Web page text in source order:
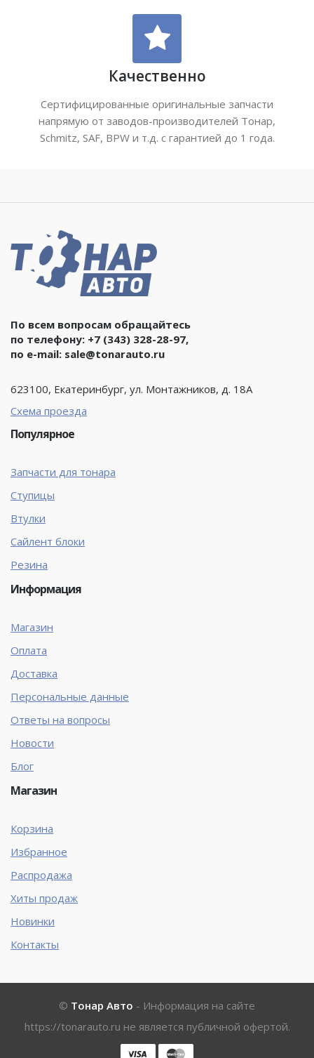
Качественно
Сертифицированные оригинальные запчасти
напрямую от заводов-производителей Тонар,
Schmitz, SAF, BPW и т.д. с гарантией до 1 года.
По всем вопросам обращайтесь
по телефону: +7 (343) 328-28-97,
по e-mail: sale@tonarauto.ru
623100, Екатеринбург, ул. Монтажников, д. 18А
Схема проезда
Популярное
Запчасти для тонара
Ступицы
Втулки
Сайлент блоки
Резина
Информация
Магазин
Оплата
Доставка
Персональные данные
Ответы на вопросы
Новости
Блог
Магазин
Корзина
Избранное
Распродажа
Хиты продаж
Новинки
Контакты
© Тонар Авто - Информация на сайте
https://tonarauto.ru не является публичной офертой.